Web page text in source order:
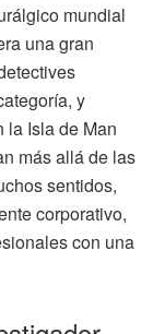
mundial
una gran
y
la Isla de Man
más allá de las
sentidos,
corporativo,
con una